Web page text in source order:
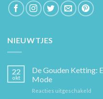
NIEUWTJES
22
okt
De Gouden Ketting:
Mode
Reacties uitgeschakeld